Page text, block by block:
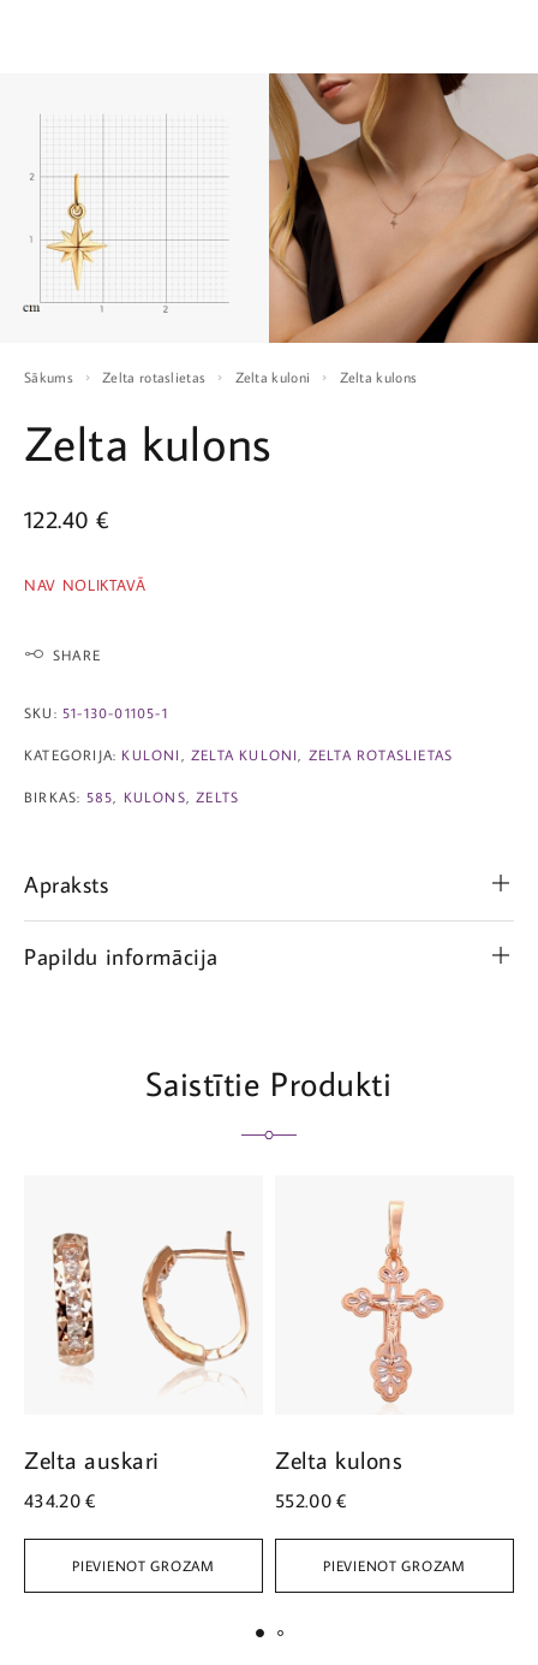
Sākums Zelta rotaslietas Zelta kuloni Zelta kulons
Zelta kulons
122.40 €
NAV NOLIKTAVĀ
SHARE
SKU: 51-130-01105-1
KATEGORIJA: KULONI ZELTA KULONI ZELTA ROTASLIETAS
BIRKAS: 585 KULONS ZELTS
Apraksts
Papildu informācija
Saistītie Produkti
PIEVIENOT GROZAM
Zelta auskari
434.20€
PIEVIENOT GROZAM
Zelta kulons
552.00€